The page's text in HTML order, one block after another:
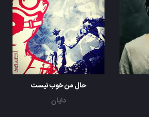
حال من خوب نیست
دایان